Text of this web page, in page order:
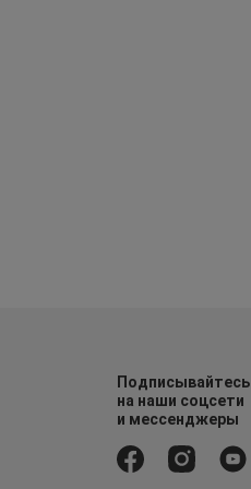
Подписывайтесь
на наши соцсети
и мессенджеры